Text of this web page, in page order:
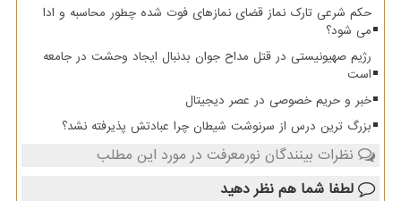
حکم شرعی تارک نماز قضای نمازهای فوت شده چطور محاسبه و ادا
می شود؟
رژیم صهیونیستی در قتل مداح جوان بدنبال ایجاد وحشت در جامعه
است
خبر و حریم خصوصی در عصر دیجیتال
بزرگ ترین درس از سرنوشت شیطان چرا عبادتش پذیرفته نشد؟
نظرات بینندگان نورمعرفت در مورد این مطلب
لطفا شما هم نظر دهید